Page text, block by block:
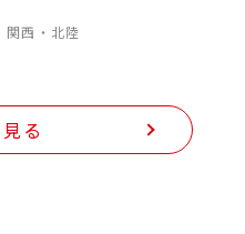
関西・北陸
る